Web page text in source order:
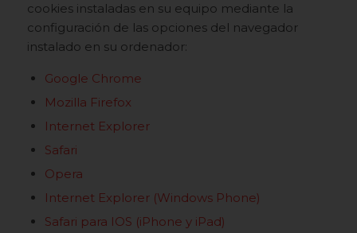
cookies instaladas en su equipo mediante la
configuración de las opciones del navegador
instalado en su ordenador:
Google Chrome
Mozilla Firefox
Internet Explorer
Safari
Opera
Internet Explorer (Windows Phone)
Safari para IOS (iPhone y iPad)